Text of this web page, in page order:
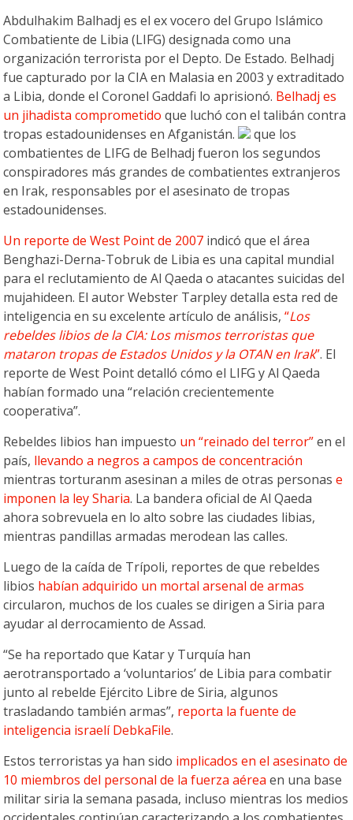
Abdulhakim Balhadj es el ex vocero del Grupo Islámico
Combatiente de Libia (LIFG) designada como una
organización terrorista por el Depto. De Estado. Belhadj
fue capturado por la CIA en Malasia en 2003 y extraditado
a Libia, donde el Coronel Gaddafi lo aprisionó. Belhadj es
un jihadista comprometido que luchó con el talibán contra
tropas estadounidenses en Afganistán.
que los
combatientes de LIFG de Belhadj fueron los segundos
conspiradores más grandes de combatientes extranjeros
en Irak, responsables por el asesinato de tropas
estadounidenses.
Un reporte de West Point de 2007 indicó que el área
Benghazi-Derna-Tobruk de Libia es una capital mundial
para el reclutamiento de Al Qaeda o atacantes suicidas del
mujahideen. El autor Webster Tarpley detalla esta red de
inteligencia en su excelente artículo de análisis,“Los
rebeldes libios de la CIA: Los mismos terroristas que
mataron tropas de Estados Unidos y la OTAN en Irak”. El
reporte de West Point detalló cómo el LIFG y Al Qaeda
habían formado una “relación crecientemente
cooperativa”.
Rebeldes libios han impuesto un “reinado del terror”en el
país, llevando a negros a campos de concentración
mientras torturanm asesinan a miles de otras personase
imponen la ley Sharia. La bandera oficial de Al Qaeda
ahora sobrevuela en lo alto sobre las ciudades libias,
mientras pandillas armadas merodean las calles.
Luego de la caída de Trípoli, reportes de que rebeldes
libios habían adquirido un mortal arsenal de armas
circularon, muchos de los cuales se dirigen a Siria para
ayudar al derrocamiento de Assad.
“Se ha reportado que Katar y Turquía han
aerotransportado a ‘voluntarios’ de Libia para combatir
junto al rebelde Ejército Libre de Siria, algunos
trasladando también armas”, reporta la fuente de
inteligencia israelí DebkaFile.
Estos terroristas ya han sido implicados en el asesinato de
10 miembros del personal de la fuerza aérea en una base
militar siria la semana pasada, incluso mientras los medios